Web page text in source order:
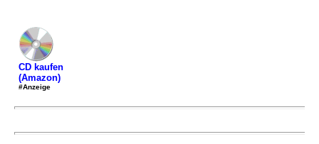
CD kaufen
(Amazon)
#Anzeige